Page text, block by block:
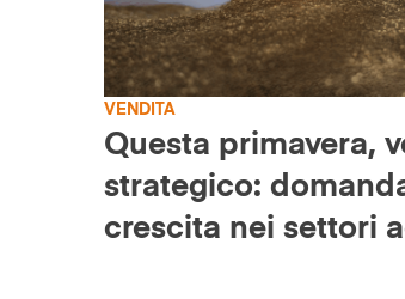
VENDITA
Questa primavera,
strategico:
crescita nei settori